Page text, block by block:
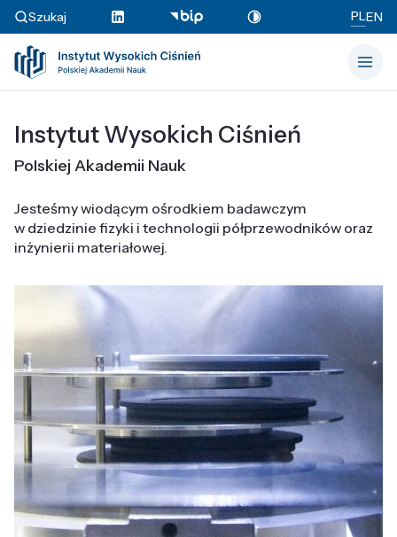
Szukaj PLEN
Instytut Wysokich Ciśnień
Polskiej Akademii Nauk
Jesteśmy wiodącym ośrodkiem badawczym
w dziedzinie fizyki i technologii półprzewodników oraz
inżynierii materiałowej.